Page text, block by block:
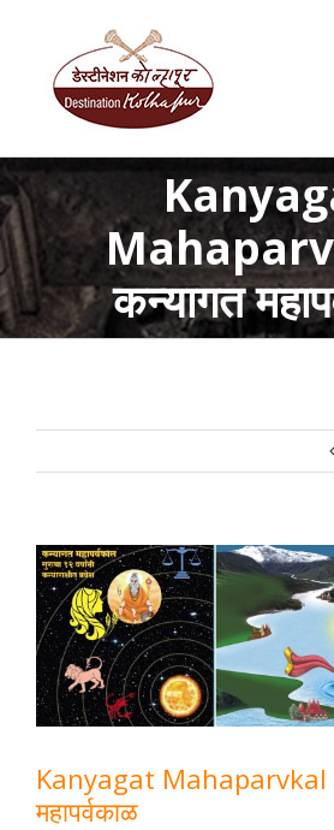
content
कन्यागत
View
Larger
Image
Kanyagat Mahaparvkal
महापर्वकाळ